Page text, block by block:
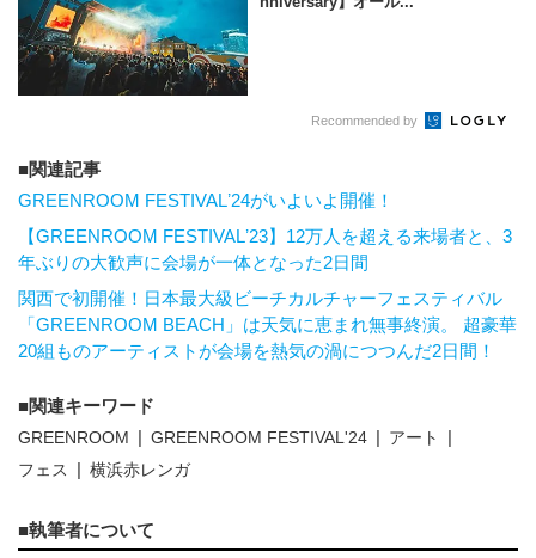
Recommended by
関連記事
GREENROOM FESTIVALʼ24がいよいよ開催！
【GREENROOM FESTIVALʼ23】12万⼈を超える来場者と、3
年ぶりの⼤歓声に会場が⼀体となった2⽇間
関西で初開催！日本最大級ビーチカルチャーフェスティバル
「GREENROOM BEACH」は天気に恵まれ無事終演。 超豪華
20組ものアーティストが会場を熱気の渦につつんだ2日間！
関連キーワード
GREENROOM GREENROOM FESTIVAL'24
アート
フェス
横浜⾚レンガ
執筆者について